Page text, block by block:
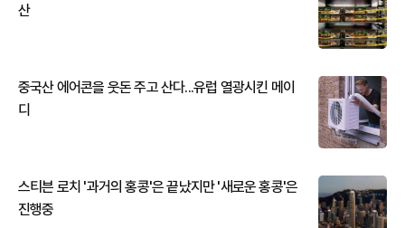
산
중국산 에어콘을 웃돈 주고 산다...유럽 열광시킨 메이
디
스티븐 로치 '과거의 홍콩'은 끝났지만 '새로운 홍콩'은
진행중